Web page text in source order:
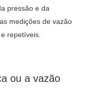
pressão e da
medições de vazão
repetíveis.
ou a vazão